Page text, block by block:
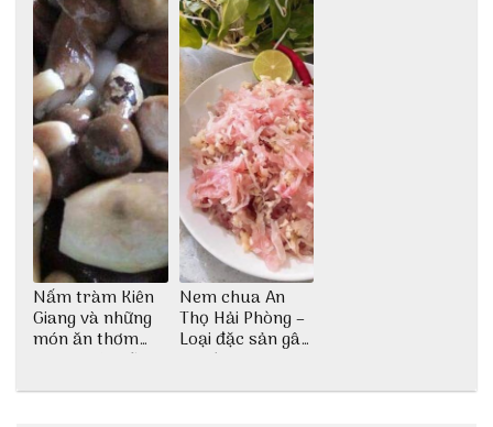
Nấm tràm Kiên
Giang và những
món ăn thơm
ngon khó cưỡng
Nem chua An
Thọ Hải Phòng –
Loại đặc sản gây
nghiện